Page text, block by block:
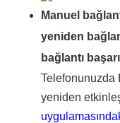
Manuel
yeniden
bağlantı
Telefonunuzda
yeniden